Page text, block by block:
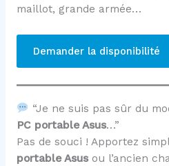
maillot, grande armée…
Demander la disponibilité
“Je ne suis pas sûr du
PC portable Asus…”
Pas de souci ! Apportez
portable Asus ou l’ancien